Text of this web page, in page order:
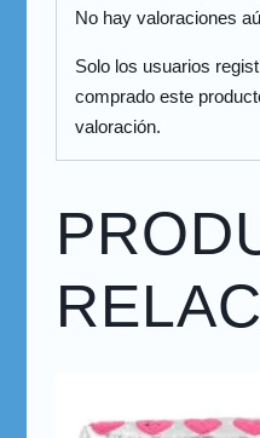
No hay valoraciones
Solo los usuarios
comprado este
valoración.